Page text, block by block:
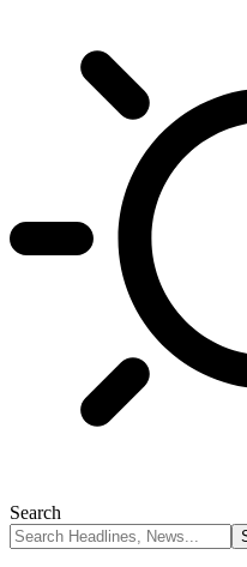
Search